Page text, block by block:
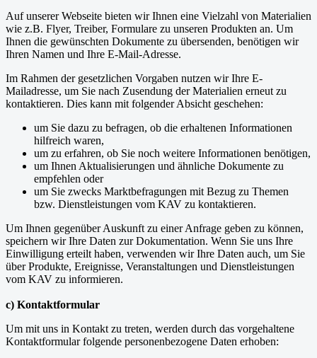
Auf unserer Webseite bieten wir Ihnen eine Vielzahl von Materialien
wie z.B. Flyer, Treiber, Formulare zu unseren Produkten an. Um
Ihnen die gewünschten Dokumente zu übersenden, benötigen wir
Ihren Namen und Ihre E-Mail-Adresse.
Im Rahmen der gesetzlichen Vorgaben nutzen wir Ihre E-
Mailadresse, um Sie nach Zusendung der Materialien erneut zu
kontaktieren. Dies kann mit folgender Absicht geschehen:
um Sie dazu zu befragen, ob die erhaltenen Informationen
hilfreich waren,
um zu erfahren, ob Sie noch weitere Informationen benötigen,
um Ihnen Aktualisierungen und ähnliche Dokumente zu
empfehlen oder
um Sie zwecks Marktbefragungen mit Bezug zu Themen
bzw. Dienstleistungen vom KAV zu kontaktieren.
Um Ihnen gegenüber Auskunft zu einer Anfrage geben zu können,
speichern wir Ihre Daten zur Dokumentation. Wenn Sie uns Ihre
Einwilligung erteilt haben, verwenden wir Ihre Daten auch, um Sie
über Produkte, Ereignisse, Veranstaltungen und Dienstleistungen
vom KAV zu informieren.
c) Kontaktformular
Um mit uns in Kontakt zu treten, werden durch das vorgehaltene
Kontaktformular folgende personenbezogene Daten erhoben: